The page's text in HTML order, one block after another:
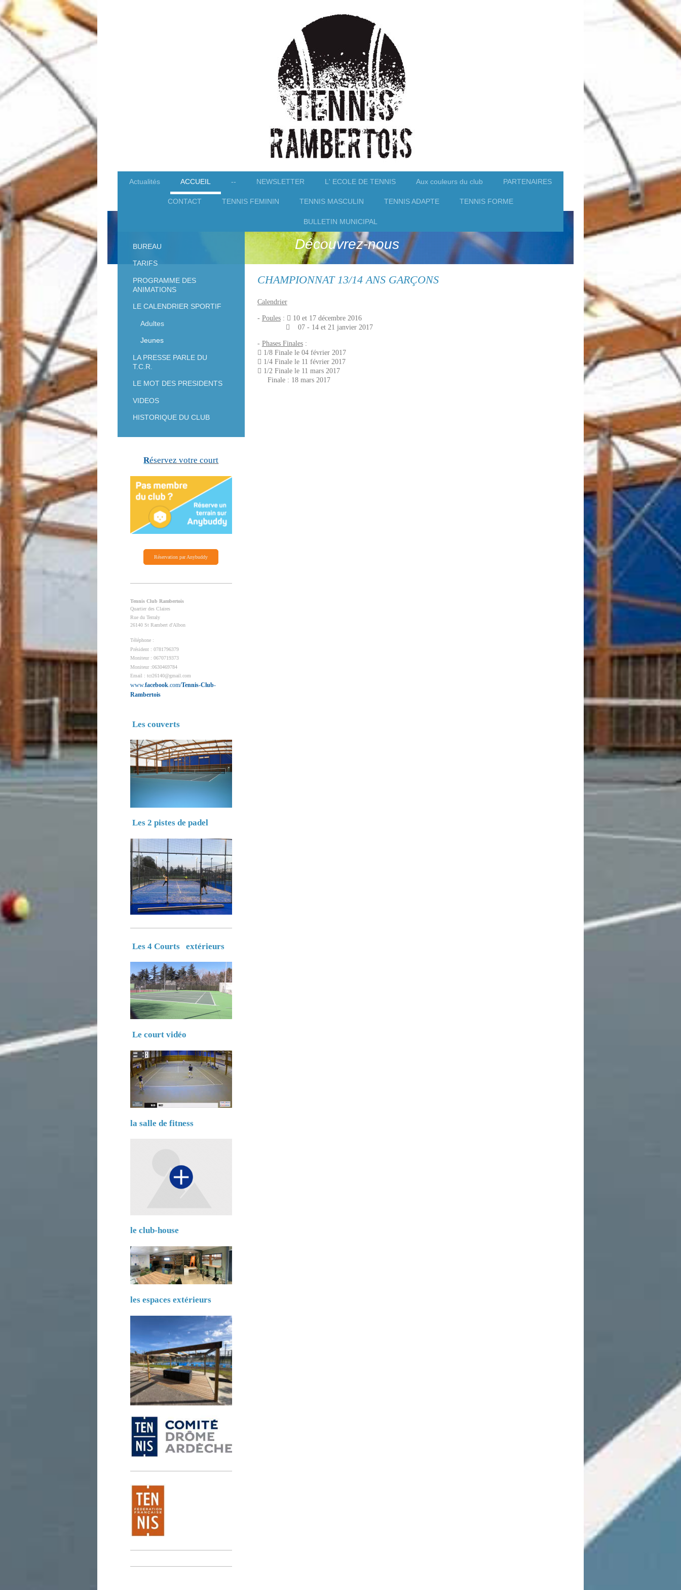
Actualités ACCUEIL -- NEWSLETTER L' ECOLE DE TENNIS Aux couleurs du club PARTENAIRES
CONTACT TENNIS FEMININ TENNIS MASCULIN TENNIS ADAPTE TENNIS FORME
BULLETIN MUNICIPAL
Découvrez-nous
CHAMPIONNAT 13/14 ANS GARÇONS
Calendrier
- Poules:  10 et 17 décembre 2016

07 - 14 et 21 janvier 2017
- Phases Finales:
 1/8 Finale le 04 février 2017
 1/4 Finale le 11 février 2017
 1/2 Finale le 11 mars 2017
Finale : 18 mars 2017
BUREAU
TARIFS
PROGRAMME DES
ANIMATIONS
LE CALENDRIER SPORTIF
Adultes
Jeunes
LA PRESSE PARLE DU
T.C.R.
LE MOT DES PRESIDENTS
VIDEOS
HISTORIQUE DU CLUB
Réservez votre court
Réservation par Anybuddy
Tennis Club Rambertois
Quartier des Claires
Rue du Terraly
26140 St Rambert d'Albon
Téléphone :
Président : 0781796379
Moniteur : 0670719373
Moniteur :0630469784
Email : tcr26140@gmail.com
www.facebook.com/Tennis-Club-
Rambertois
Les couverts
Les 2 pistes de padel
Les 4 Courts extérieurs
Le court vidéo
la salle de fitness
le club-house
les espaces extérieurs